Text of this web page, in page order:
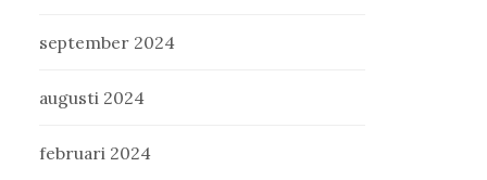
september 2024
augusti 2024
februari 2024